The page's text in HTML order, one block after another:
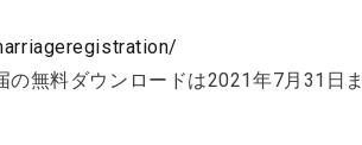
無料ダウンロードは2021年7月31日